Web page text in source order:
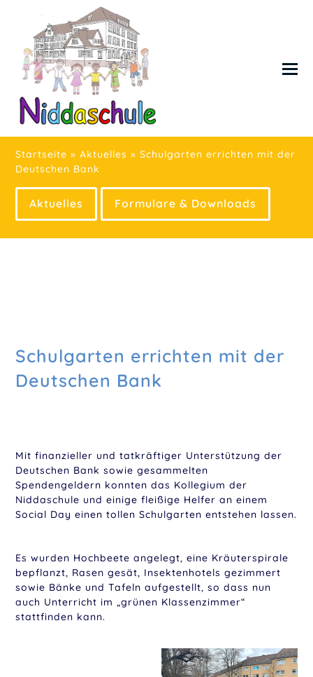
Startseite »Aktuelles »Schulgarten errichten mit der
Deutschen Bank
Aktuelles Formulare & Downloads
Schulgarten errichten mit der
Deutschen Bank
Mit finanzieller und tatkräftiger Unterstützung der
Deutschen Bank sowie gesammelten
Spendengeldern konnten das Kollegium der
Niddaschule und einige fleißige Helfer an einem
Social Day einen tollen Schulgarten entstehen lassen.
Es wurden Hochbeete angelegt, eine Kräuterspirale
bepflanzt, Rasen gesät, Insektenhotels gezimmert
sowie Bänke und Tafeln aufgestellt, so dass nun
auch Unterricht im „grünen Klassenzimmer“
stattfinden kann.